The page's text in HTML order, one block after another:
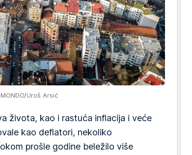
Uroš Arsić
života, kao i rastuća inflacija i veće
kao deflatori, nekoliko
prošle godine beležilo više